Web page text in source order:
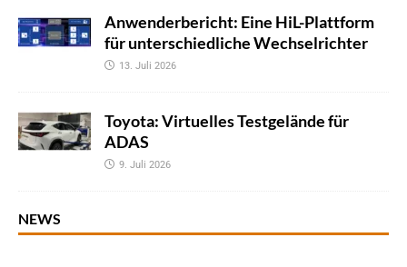
Anwenderbericht: Eine HiL-Plattform
für unterschiedliche Wechselrichter
13. Juli 2026
Toyota: Virtuelles Testgelände für
ADAS
9. Juli 2026
NEWS